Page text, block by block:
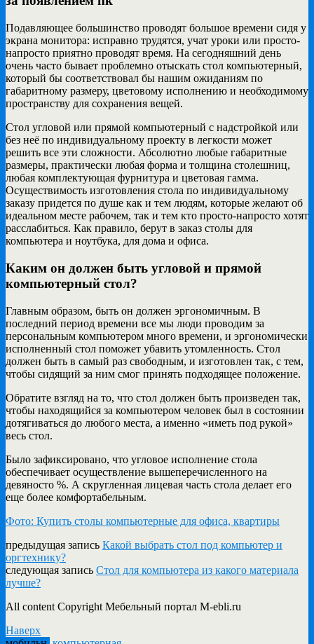
Подавляющее большинство проводят большое времени сидя у
экрана монитора: исправно трудятся, учат уроки или просто-
напросто приятно проводят время. На сегодняшний день
очень часто бывает проблемно отыскать стол компьютерный,
который бы соответствовал бы нашим ожиданиям по
габаритному размеру, цветовому исполнению и необходимому
пространству для сохранения вещей.
Стол угловой или прямой компьютерный с надстройкой или
без неё по индивидуальному проекту в легкости может
решить все эти сложности. Абсолютно любые габаритные
размеры, практически любая форма и толщина столешниц,
любая комплектующая фурнитура и цветовая гамма.
Осуществимость изготовления стола по индивидуальному
заказу придется по душе как и тем людям, которые желают об
идеальном месте рабочем, так и тем кто просто-напросто хотят
расслабиться. Как правило, берут в заказ столы для
компьютера и ноутбука, для дома и офиса.
Каким он должен быть угловой и прямой
компьютерный стол?
Главным образом, быть он должен эргономичным. В
последний период времени все мы люди проводим за
персональным компьютером много времени, и эргономически
исполненный стол поможет убавить утомленность. Стол
должен быть в самый раз свободным, и изготовлен так, с тем,
чтобы сидящий за ним смог принять подходящее положение.
Обратите взгляд на то, что стол должен быть произведен так,
чтобы находящийся за компьютером человек был в состоянии
дотягиваться до любого места, а именно «иметь под рукой»
весь стол.
Было зафиксировано, что угловое исполнение стола
обеспечивает осуществление вышеперечисленного на
девяносто %. А скругленная лицевая часть стола делает его
еще более комфортабельным.
Фото: Купить столы компьютерные для офиса, квартиры
предыдущая запись Какой выбрать стол под компьютер и
оргтехнику?
следующая запись Стол для компьютера из какого материала
лучше?
All content Copyright Мебельный портал M-ebli.ru
Наверх